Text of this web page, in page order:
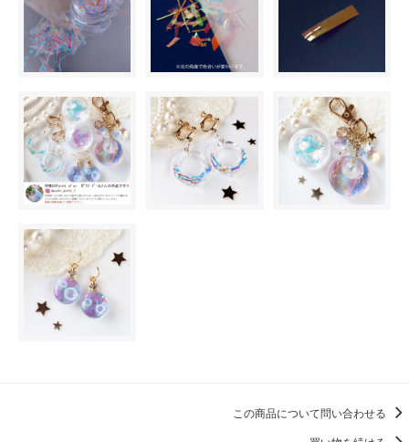
この商品について問い合わせる